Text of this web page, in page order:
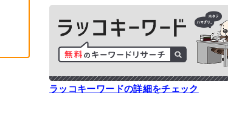
ラッコキーワードの詳細をチェック